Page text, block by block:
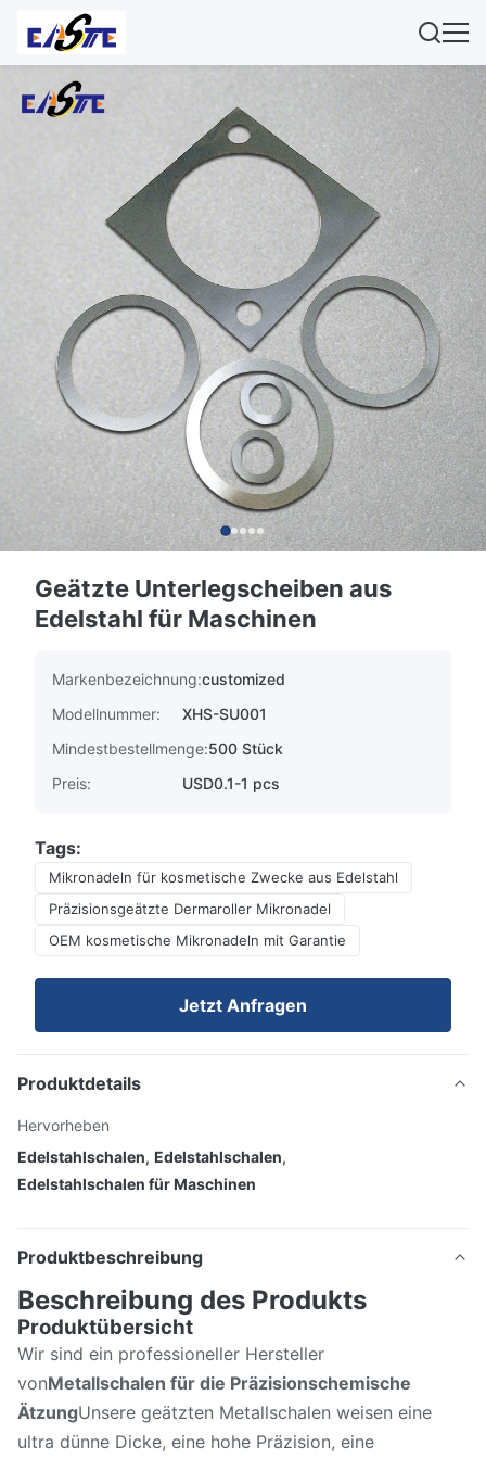
Geätzte Unterlegscheiben aus
Edelstahl für Maschinen
Markenbezeichnung:customized
Modellnummer:
XHS-SU001
Mindestbestellmenge:500 Stück
Preis:
USD0.1-1 pcs
Tags:
Mikronadeln für kosmetische Zwecke aus Edelstahl
Präzisionsgeätzte Dermaroller Mikronadel
OEM kosmetische Mikronadeln mit Garantie
Jetzt Anfragen
Produktdetails
Hervorheben
Edelstahlschalen, Edelstahlschalen,
Edelstahlschalen für Maschinen
Produktbeschreibung
Beschreibung des Produkts
Produktübersicht
Wir sind ein professioneller Hersteller
vonMetallschalen für die Präzisionschemische
ÄtzungUnsere geätzten Metallschalen weisen eine
ultra dünne Dicke, eine hohe Präzision, eine